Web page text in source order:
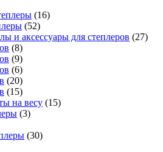
(16)
(52)
и аксессуары для степлеров (27)
(8)
(9)
(6)
(20)
(15)
на весу (15)
(3)
(30)